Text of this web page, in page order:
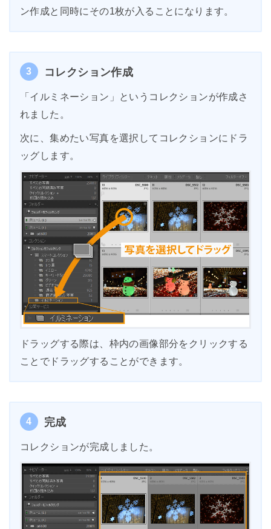
ン作成と同時にその1枚が入ることになります。
3 コレクション作成
「イルミネーション」というコレクションが作成さ
れました。
次に、集めたい写真を選択してコレクションにドラ
ッグします。
ドラッグする際は、枠内の画像部分をクリックする
ことでドラッグすることができます。
4 完成
コレクションが完成しました。